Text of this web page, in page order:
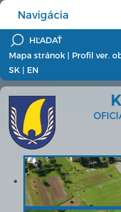
Navigácia
Mapa stránok | Profil ver.
SK | EN